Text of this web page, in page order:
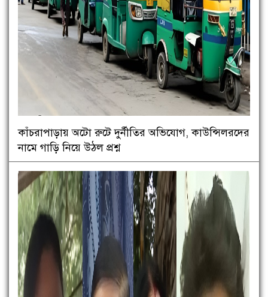
কাঁচরাপাড়ায় অটো রুটে দুর্নীতির অভিযোগ, কাউন্সিলরদের
নামে গাড়ি নিয়ে উঠল প্রশ্ন